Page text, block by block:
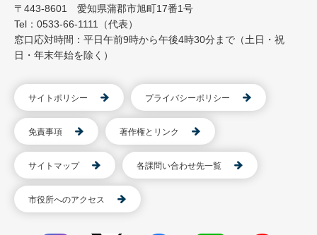
〒443-8601 愛知県蒲郡市旭町17番1号
Tel：0533-66-1111（代表）
窓口応対時間：平日午前9時から午後4時30分まで（土日・祝
日・年末年始を除く）
サイトポリシー プライバシーポリシー
免責事項 著作権とリンク
サイトマップ 各課問い合わせ先一覧
市役所へのアクセス